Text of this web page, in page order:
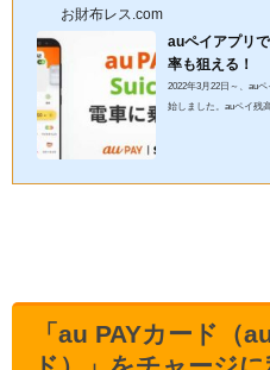
お財布レス.com
auペイアプリ
率も狙える！
2022年3月22日～、au
始しました。auペイ残
「au PAYカード（